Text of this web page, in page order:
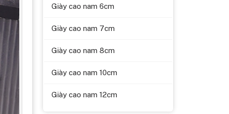
Giày cao nam 6cm
Giày cao nam 7cm
Giày cao nam 8cm
Giày cao nam 10cm
Giày cao nam 12cm